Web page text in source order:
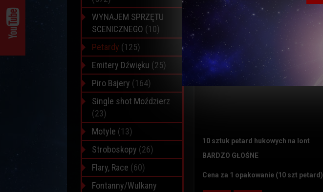
10 sztuk petard hukowych na lont
BARDZO GŁOŚNE
Cena za 1 opakowanie (10 szt petard)
WYNAJEM SPRZĘTU
SCENICZNEGO (10)
Petardy (125)
Emitery Dźwięku (25)
Piro Bajery (164)
Single shot Moździerz
(23)
Motyle (13)
Stroboskopy (26)
Flary, Race (60)
Fontanny/Wulkany